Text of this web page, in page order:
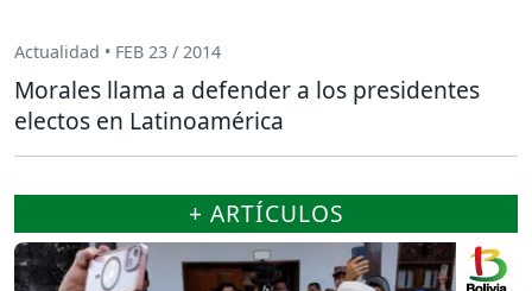
Actualidad • FEB 23 / 2014
Morales llama a defender a los presidentes
electos en Latinoamérica
+ ARTÍCULOS